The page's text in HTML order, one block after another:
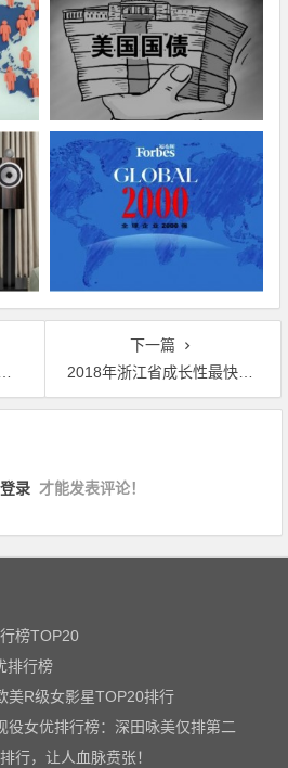
下一篇
2018年浙江省成长性最快的企业100强排行榜
登录 才能发表评论！
榜TOP20
排行榜
美R级女影星TOP20排行
役女优排行榜：深田咏美仅排第二
行，让人血脉贲张！